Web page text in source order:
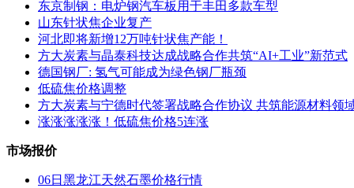
东京制钢：电炉钢汽车板用于丰田多款车型
山东针状焦企业复产
河北即将新增12万吨针状焦产能！
方大炭素与晶泰科技达成战略合作共筑“AI+工业”新范式
德国钢厂: 氢气可能成为绿色钢厂瓶颈
低硫焦价格调整
方大炭素与宁德时代签署战略合作协议 共筑能源材料领
涨涨涨涨涨！低硫焦价格5连涨
市场报价
06日黑龙江天然石墨价格行情